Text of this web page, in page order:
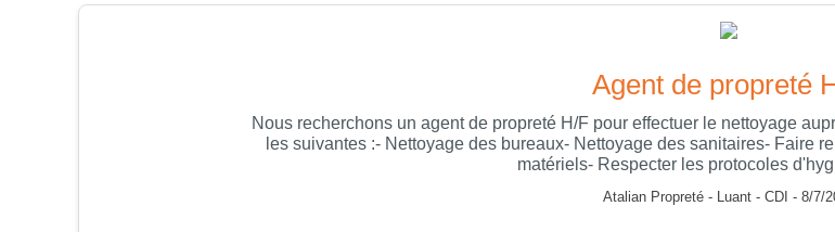
Agent de propreté
Nous recherchons un agent de propreté H/F pour effectuer le nettoyage
les suivantes :- Nettoyage des bureaux- Nettoyage des sanitaires- Faire
matériels- Respecter les protocoles
Atalian Propreté - Luant - CDI - 8/7/